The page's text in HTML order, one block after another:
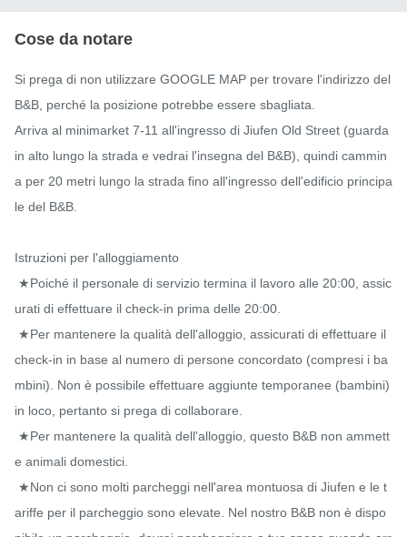
Cose da notare
Si prega di non utilizzare GOOGLE MAP per trovare l'indirizzo del
B&B, perché la posizione potrebbe essere sbagliata.
Arriva al minimarket 7-11 all'ingresso di Jiufen Old Street (guarda
in alto lungo la strada e vedrai l'insegna del B&B), quindi cammin
a per 20 metri lungo la strada fino all'ingresso dell'edificio principa
le del B&B.
Istruzioni per l'alloggiamento
urati di effettuare il check-in prima delle 20:00.
check-in in base al numero di persone concordato (compresi i ba
mbini). Non è possibile effettuare aggiunte temporanee (bambini)
in loco, pertanto si prega di collaborare.
e animali domestici.
ariffe per il parcheggio sono elevate. Nel nostro B&B non è dispo